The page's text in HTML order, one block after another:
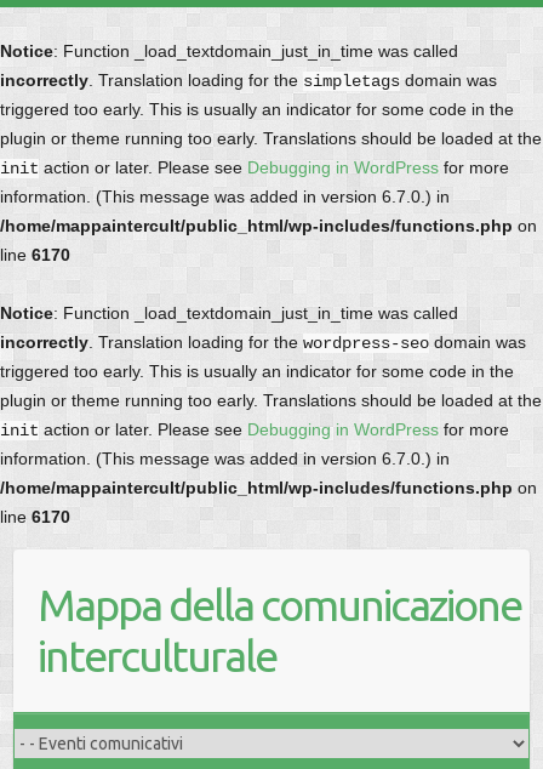
Notice: Function _load_textdomain_just_in_time was called
incorrectly . Translation loading for the simpletags domain was
triggered too early. This is usually an indicator for some code in the
plugin or theme running too early. Translations should be loaded at the
init action or later. Please see Debugging in WordPress for more
information. (This message was added in version 6.7.0.) in
/home/mappaintercult/public_html/wp-includes/functions.php on
line 6170
Notice: Function _load_textdomain_just_in_time was called
incorrectly . Translation loading for the wordpress-seo domain was
triggered too early. This is usually an indicator for some code in the
plugin or theme running too early. Translations should be loaded at the
init action or later. Please see Debugging in WordPress for more
information. (This message was added in version 6.7.0.) in
/home/mappaintercult/public_html/wp-includes/functions.php on
line 6170
Mappa della comunicazione
interculturale